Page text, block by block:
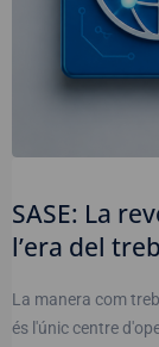
SASE: La
l’era del
La manera com
és l'únic centre